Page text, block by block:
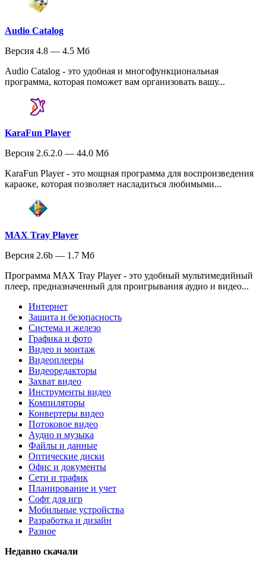
Audio Catalog
Версия 4.8 — 4.5 Мб
Audio Catalog - это удобная и многофункциональная
программа, которая поможет вам организовать вашу...
KaraFun Player
Версия 2.6.2.0 — 44.0 Мб
KaraFun Player - это мощная программа для воспроизведения
караоке, которая позволяет насладиться любимыми...
MAX Tray Player
Версия 2.6b — 1.7 Мб
Программа MAX Tray Player - это удобный мультимедийный
плеер, предназначенный для проигрывания аудио и видео...
Интернет
Защита и безопасность
Система и железо
Графика и фото
Видео и монтаж
Видеоплееры
Видеоредакторы
Захват видео
Инструменты видео
Компиляторы
Конвертеры видео
Потоковое видео
Аудио и музыка
Файлы и данные
Оптические диски
Офис и документы
Сети и трафик
Планирование и учет
Софт для игр
Мобильные устройства
Разработка и дизайн
Разное
Недавно скачали